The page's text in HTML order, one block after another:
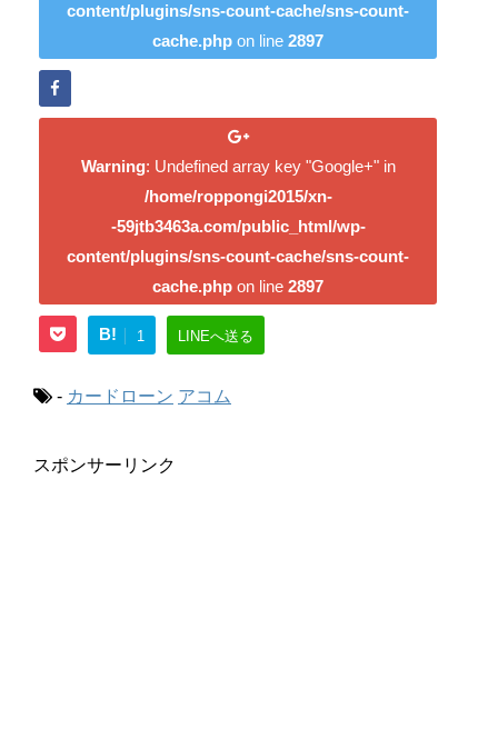
content/plugins/sns-count-cache/sns-count-
cache.php on line 2897
Warning: Undefined array key "Google+" in
/home/roppongi2015/xn-
-59jtb3463a.com/public_html/wp-
content/plugins/sns-count-cache/sns-count-
cache.php on line 2897
B! 1 LINEへ送る
- カードローン アコム
スポンサーリンク